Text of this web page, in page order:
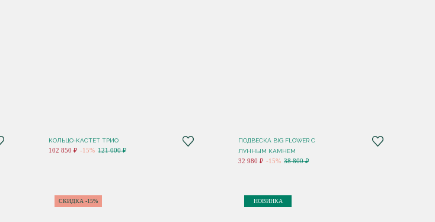
КОЛЬЦО-КАСТЕТ ТРИО
102 850 ₽ -15% 121 000 ₽
ПОДВЕСКА BIG FLOWER С
ЛУННЫМ КАМНЕМ
32 980 ₽ -15% 38 800 ₽
СКИДКА -15% НОВИНКА